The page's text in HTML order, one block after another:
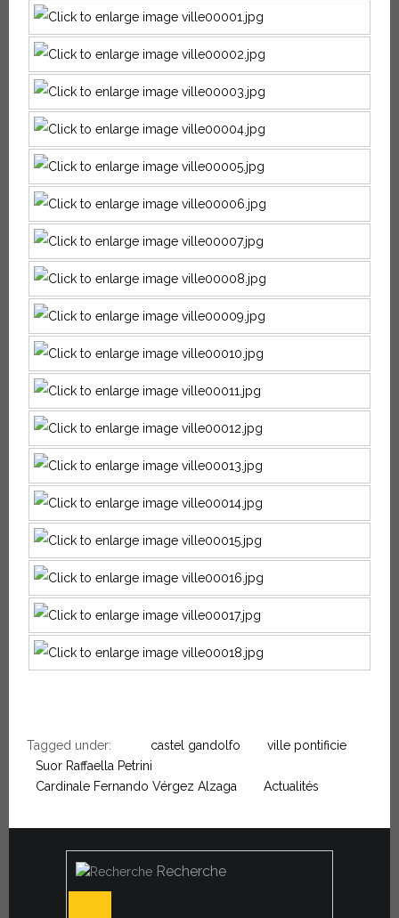
Tagged under: castel gandolfo
ville pontificie
Suor Raffaella Petrini
Cardinale Fernando Vérgez Alzaga
Actualités
Recherche